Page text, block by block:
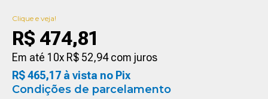
Clique e veja!
R$ 474,81
Em até 10x R$ 52,94com juros
R$465,17 à vista no Pix
Condições de parcelamento